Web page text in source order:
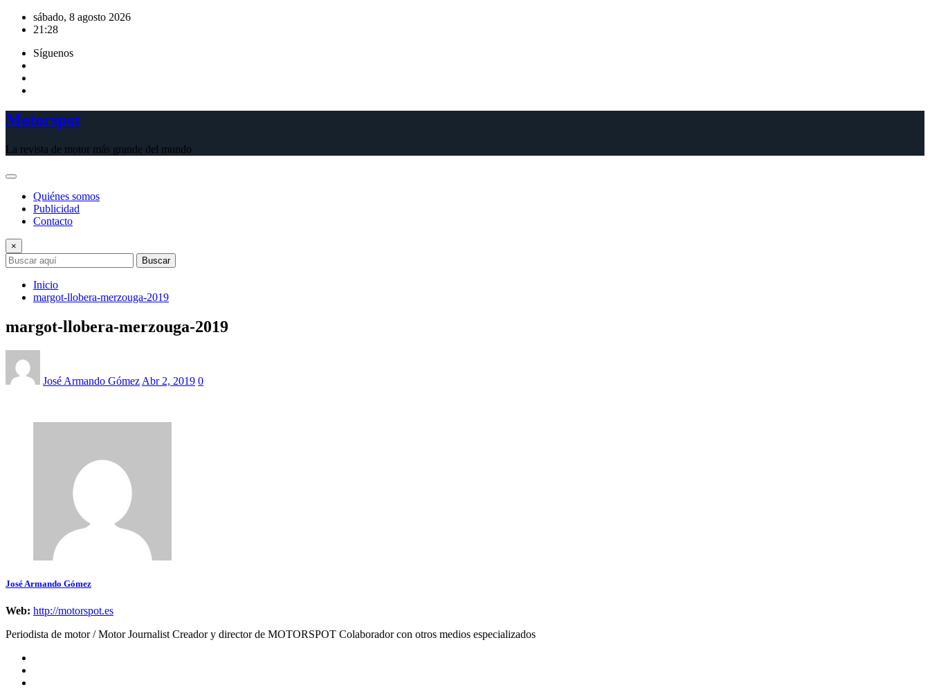
Saltar
sábado, 8 agosto 2026
21:28
Síguenos
Motorspot
La revista de motor más grande del mundo
Quiénes somos
Publicidad
Contacto
×
Buscar
Inicio
margot-llobera-merzouga-2019
margot-llobera-merzouga-2019
José Armando Gómez Abr 2, 2019 0
José Armando Gómez
Web: http://motorspot.es
Periodista de motor / Motor Journalist Creador y director de MOTORSPOT Colaborador con otros medios especializados